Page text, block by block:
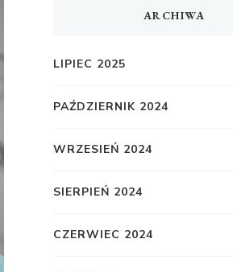
ARCHIWA
LIPIEC 2025
PAŹDZIERNIK 2024
WRZESIEŃ 2024
SIERPIEŃ 2024
CZERWIEC 2024